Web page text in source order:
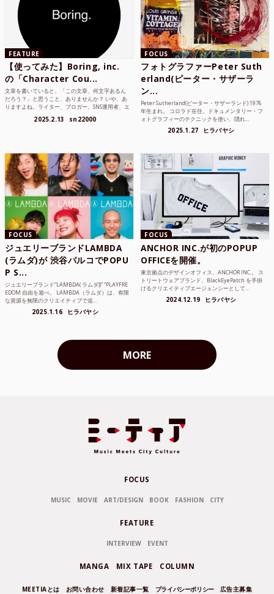
FEATURE
【使ってみた】Boring, inc.
の「Character Cou...
文章を書いていると、「この文章、何文字あるん
だろう？」と思うこと、ありませんか？ いや、あ
りますよね。ライター、ブロガー、SNS運用者、エ
2025.2.13 sn22000
FOCUS
フォトグラファーPeter Suth
erland(ピーター・サザーラ
ン...
Peter Sutherland(ピーター・サザーランド) 1976
年生まれ。 コロラド在住。ドキュメンタリー・フ
ォトグラフィーのテクニックを使い、隠れ...
2025.1.27 ヒラバヤシ
FOCUS
ジュエリーブランドLAMBDA
(ラムダ)が 渋谷パルコでPOPU
P S...
ジュエリーブランド“LAMBDA( ラムダ))” “PLAYFRE
EDOM 自由を遊べ。 LAMBDA（ラムダ）は、有限
な資源を無限のクリエイティブで追...
2025.1.16 ヒラバヤシ
FOCUS
ANCHOR INC.が初のPOPUP
OFFICEを開催。
東京拠点のデザインオフィス、ANCHOR INC.。 ス
トリートウェアブランド、BlackEyePatch を手掛
けるクリエイティブエージェンシーとして...
2024.12.19 ヒラバヤシ
MORE
FOCUS
MUSIC MOVIE ART/DESIGN BOOK FASHION CITY
FEATURE
INTERVIEW EVENT
MANGA MIX TAPE COLUMN
MEETIAとは お問い合わせ 新着記事一覧 プライバシーポリシー 広告主募集